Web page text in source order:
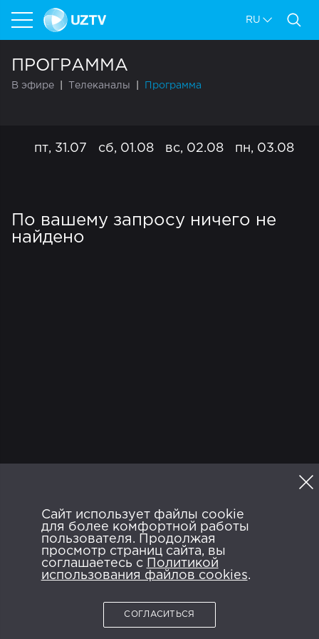
Сайт использует файлы cookie
для более комфортной работы
пользователя. Продолжая
просмотр страниц сайта, вы
соглашаетесь с
Политикой
использования файлов cookies.
СОГЛАСИТЬСЯ
RU
ПРОГРАММА
В эфире Телеканалы Программа
пт, 31.07 сб, 01.08 вс, 02.08 пн, 03.08
По вашему запросу ничего не
найдено
Программа
Политика конфиденциальности
Пользовательское соглашение
Google Play
AVAILABLE ON
App Store